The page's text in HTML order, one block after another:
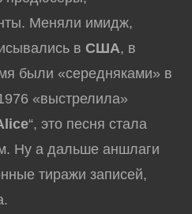
Меняли имидж,
вСША, в
были «середняками» в
«выстрелила»
“, это песня стала
Ну а дальше аншлаги
тиражи записей,